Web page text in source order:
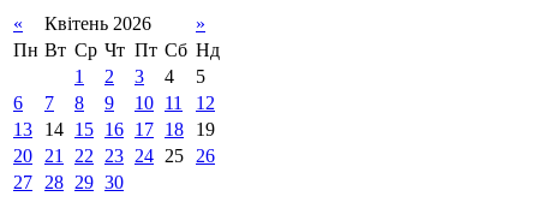
« Квітень 2026
»
Пн Вт Ср Чт Пт Сб Нд
1
2 3 4
5
6
7 8 9 10 11
12
13
14 15 16 17 18
19
20
21 22 23 24 25
26
27
28 29 30